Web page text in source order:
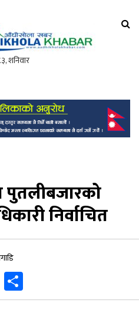
पुतलीबजारको
निर्वाचित
Copy
Link